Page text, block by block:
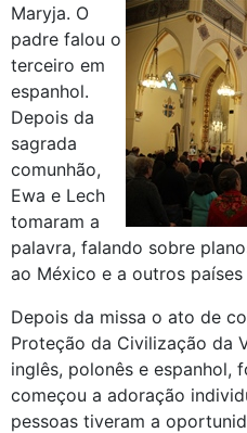
Maryja. O
padre falou o
terceiro em
espanhol.
Depois da
sagrada
comunhão,
Ewa e Lech
tomaram a
palavra, falando sobre
ao México e a outros
Depois da missa o ato de
Proteção da Civilização da
inglês, polonês e espanhol,
começou a adoração
pessoas tiveram a